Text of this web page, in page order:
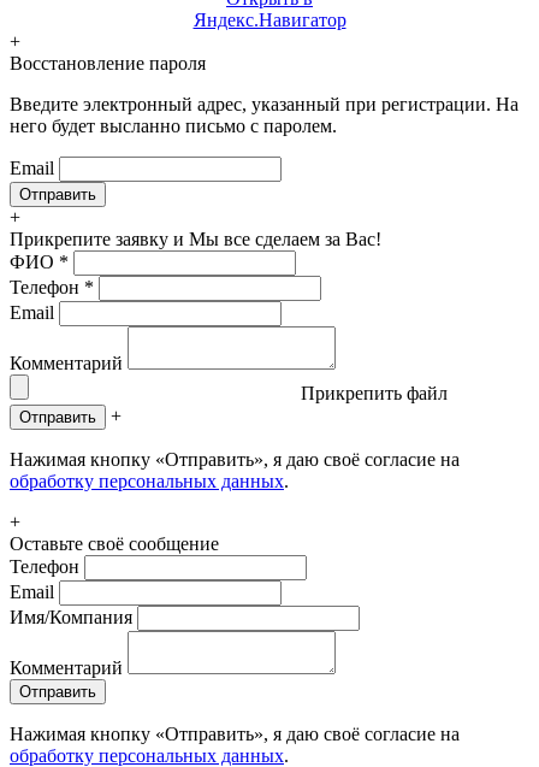
Яндекс.Навигатор
+
Восстановление пароля
Введите электронный адрес, указанный при регистрации. На
него будет высланно письмо с паролем.
Email
+
Прикрепите заявку и Мы все сделаем за Вас!
ФИО *
Телефон *
Email
Комментарий
Прикрепить файл
Отправить +
Нажимая кнопку «Отправить», я даю своё согласие на
обработку персональных данных.
+
Оставьте своё сообщение
Телефон
Email
Имя/Компания
Комментарий
Отправить
Нажимая кнопку «Отправить», я даю своё согласие на
обработку персональных данных.